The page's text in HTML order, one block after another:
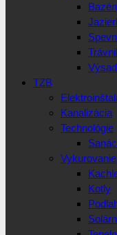
TZB
Kanalizácia
Technológie
Vykurovanie
Kotly